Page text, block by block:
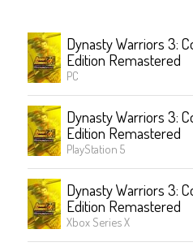
Dynasty Warriors 3:
Edition Remastered
PC
Dynasty Warriors 3:
Edition Remastered
PlayStation 5
Dynasty Warriors 3:
Edition Remastered
Xbox Series X